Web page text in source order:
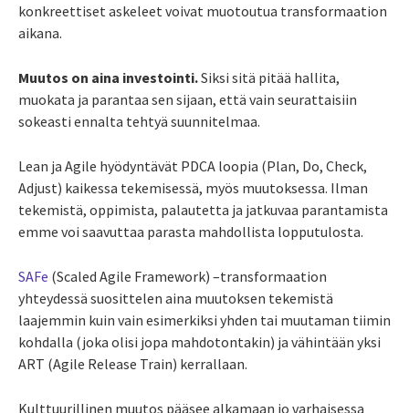
konkreettiset askeleet voivat muotoutua transformaation
aikana.
Muutos on aina investointi.Siksi sitä pitää hallita,
muokata ja parantaa sen sijaan, että vain seurattaisiin
sokeasti ennalta tehtyä suunnitelmaa.
Lean ja Agile hyödyntävät PDCA loopia (Plan, Do, Check,
Adjust) kaikessa tekemisessä, myös muutoksessa. Ilman
tekemistä, oppimista, palautetta ja jatkuvaa parantamista
emme voi saavuttaa parasta mahdollista lopputulosta.
SAFe (Scaled Agile Framework) –transformaation
yhteydessä suosittelen aina muutoksen tekemistä
laajemmin kuin vain esimerkiksi yhden tai muutaman tiimin
kohdalla (joka olisi jopa mahdotontakin) ja vähintään yksi
ART (Agile Release Train) kerrallaan.
Kulttuurillinen muutos pääsee alkamaan jo varhaisessa